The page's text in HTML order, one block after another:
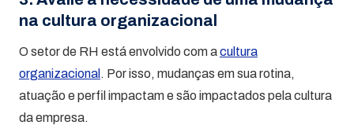
na cultura organizacional
O setor de RH está envolvido com acultura
organizacional . Por isso, mudanças em sua rotina,
atuação e perfil impactam e são impactados pela cultura
da empresa.